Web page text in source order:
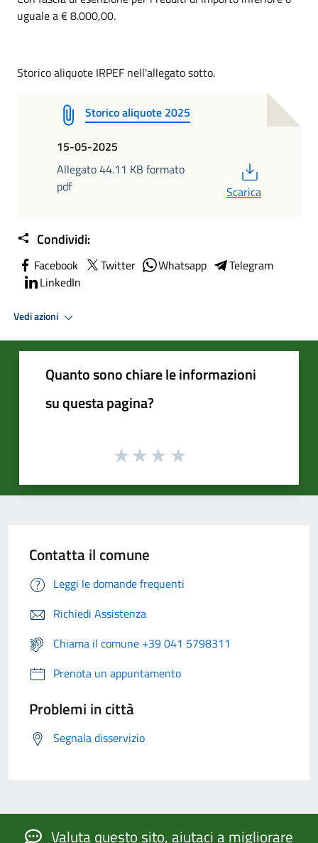
uguale a € 8.000,00.
Storico aliquote IRPEF nell'allegato sotto.
Storico aliquote 2025
15-05-2025
Allegato 44.11 KB formato
pdf
Scarica
Condividi:
Facebook Twitter Whatsapp
Telegram
LinkedIn
Vedi azioni
Quanto sono chiare le informazioni
su questa pagina?
Contatta il comune
Leggi le domande frequenti
Richiedi Assistenza
Chiama il comune +39 041 5798311
Prenota un appuntamento
Problemi in città
Segnala disservizio
Valuta questo sito, aiutaci a migliorare